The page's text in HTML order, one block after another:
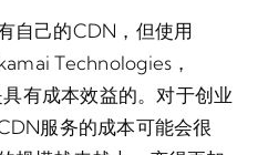
自己的CDN，但使用
Technologies，
有成本效益的。对于创业
服务的成本可能会很